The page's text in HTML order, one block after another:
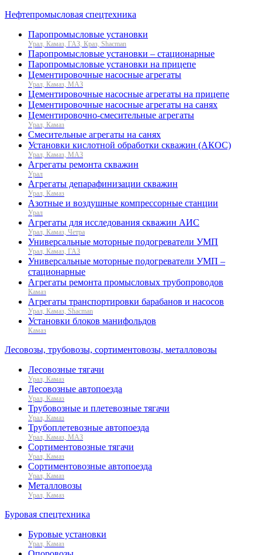
Нефтепромысловая спецтехника
Паропромысловые установки
Урал, Камаз, ГАЗ, Краз, Shacman
Паропромысловые установки – стационарные
Паропромысловые установки на прицепе
Цементировочные насосные агрегаты
Урал, Камаз, МАЗ
Цементировочные насосные агрегаты на прицепе
Цементировочные насосные агрегаты на санях
Цементировочно-смесительные агрегаты
Урал, Камаз
Смесительные агрегаты на санях
Установки кислотной обработки скважин (АКОС)
Урал, Камаз, МАЗ
Агрегаты ремонта скважин
Урал
Агрегаты депарафинизации скважин
Урал, Камаз
Азотные и воздушные компрессорные станции
Урал
Агрегаты для исследования скважин АИС
Урал, Камаз, Четра
Универсальные моторные подогреватели УМП
Урал, Камаз, ГАЗ
Универсальные моторные подогреватели УМП –
стационарные
Агрегаты ремонта промысловых трубопроводов
Камаз
Агрегаты транспортировки барабанов и насосов
Урал, Камаз, Shacman
Установки блоков манифольдов
Камаз
Лесовозы, трубовозы, сортиментовозы, металловозы
Лесовозные тягачи
Урал, Камаз
Лесовозные автопоезда
Урал, Камаз
Трубовозные и плетевозные тягачи
Урал, Камаз
Трубоплетевозные автопоезда
Урал, Камаз, МАЗ
Сортиментовозные тягачи
Урал, Камаз
Сортиментовозные автопоезда
Урал, Камаз
Металловозы
Урал, Камаз
Буровая спецтехника
Буровые установки
Урал, Камаз